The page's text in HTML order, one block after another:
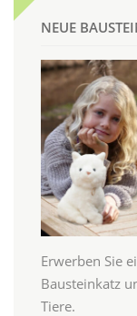
NEUE
Erwerben Sie
Bausteinkatz
Tiere.